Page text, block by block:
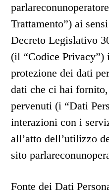
Trattamento”) ai
Decreto Legislativo
(il “Codice Privacy”)
protezione dei dati
dati che ci hai
pervenuti (i “Dati
interazioni con i
all’atto dell’utilizzo
sito
Fonte dei Dati